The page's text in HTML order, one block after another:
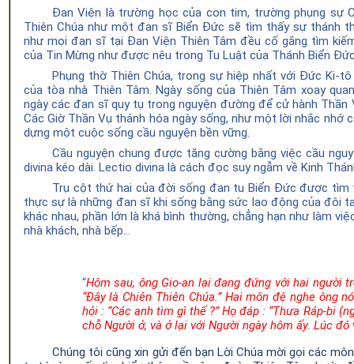
Đan Viện là trường học của con tim, trường phụng sự
Thiên Chúa như một đan sĩ Biển Đức sẽ tìm thấy sự thánh
như mọi đan sĩ tại Đan Viện Thiên Tâmđều cố gắng tìm
của Tin Mừng như được nêu trong Tu Luật của Thánh Biển
Phụng thờ Thiên Chúa, trong sự hiệp nhất với Đức Ki-
của tòa nhà Thiên Tâm . Ngàysống của Thiên Tâm xoay
ngày các đan sĩquytụ trongnguyện đường để cửhành Thần
Các Giờ Thần Vụ thánh hóa ngàysống, như một lời nhắc nhớ
dựng một cuộc sống cầu nguyện bền vững.
Cầu nguyện chung được tăng cường bằng việc cầu
divina kéo dài . Lectio divina là cách đọc suy ngẫm về Kinh
Trụ cột thứ hai của đời sống đan tu Biển Đức được tìm
thực sự là những đan sĩ khi sống bằng sức lao động của đôi
khác nhau, phần lớn là khá bình thường, chẳng hạn như làm
nhà khách, nhà bếp
“Hôm sau, ông Gio-an lại đang đứng với hai người
“Đây là Chiên Thiên Chúa.” Hai môn đệ nghe
hỏi : “Các anh tìm gì thế ?” Họ đáp : “Thưa Ráp-bi
chỗ Người ở, và ở lại với Người ngày hôm ấy. Lúc
Chúng tôi cũng xin gửi đến bạn Lời Chúa mời gọi các